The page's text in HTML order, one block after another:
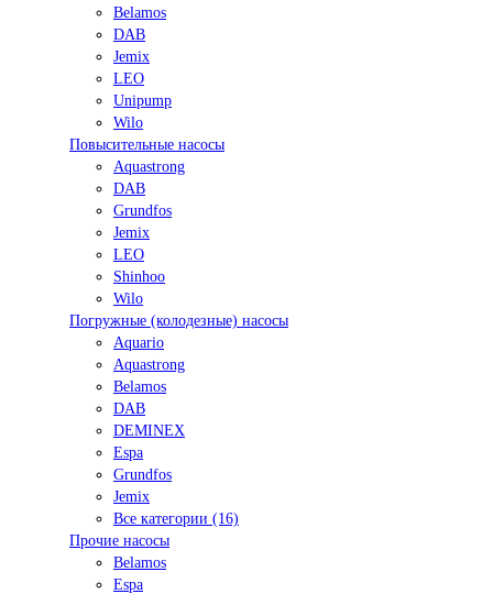
Belamos
DAB
Jemix
LEO
Unipump
Wilo
Повысительные насосы
Aquastrong
DAB
Grundfos
Jemix
LEO
Shinhoo
Wilo
Погружные (колодезные) насосы
Aquario
Aquastrong
Belamos
DAB
DEMINEX
Espa
Grundfos
Jemix
Все категории (16)
Прочие насосы
Belamos
Espa